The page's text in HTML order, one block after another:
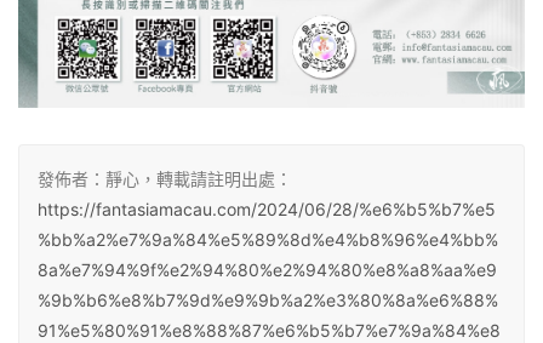
發佈者：靜心，轉載請註明出處：
https://fantasiamacau.com/2024/06/28/%e6%b5%b7%e5
%bb%a2%e7%9a%84%e5%89%8d%e4%b8%96%e4%bb%
8a%e7%94%9f%e2%94%80%e2%94%80%e8%a8%aa%e9
%9b%b6%e8%b7%9d%e9%9b%a2%e3%80%8a%e6%88%
91%e5%80%91%e8%88%87%e6%b5%b7%e7%9a%84%e8